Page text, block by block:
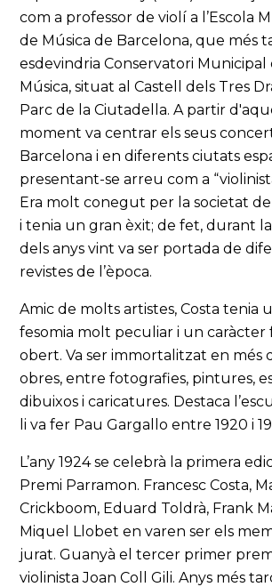
com a professor de violí a l’Escola
de Música de Barcelona, que més
esdevindria Conservatori Municipal
Música, situat al Castell dels Tres
Parc de la Ciutadella. A partir
moment va centrar els seus
Barcelona i en diferents ciutats
presentant-se arreu com a
Era molt conegut per la societat
i tenia un gran èxit; de fet, durant
dels anys vint va ser portada de
revistes de l’època.
Amic de molts artistes, Costa tenia
fesomia molt peculiar i un caràcter
obert. Va ser immortalitzat en més
obres, entre fotografies, pintures,
dibuixos i caricatures. Destaca
li va fer Pau Gargallo entre 1920 i
L’any 1924 se celebrà la primera
Premi Parramon. Francesc Costa,
Crickboom, Eduard Toldrà, Frank
Miquel Llobet en varen ser els
jurat. Guanyà el tercer primer
violinista Joan Coll Gili. Anys més